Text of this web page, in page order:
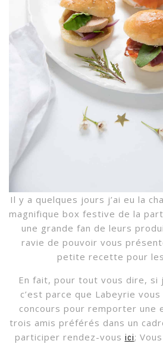
Il y a quelques jours j’ai eu la
magnifique box festive de la
une grande fan de leurs
ravie de pouvoir vous
petite recette pour
En fait, pour tout vous dire, si
c’est parce que Labeyrie
concours pour remporter une
trois amis préférés dans un
participer rendez-vous ici;